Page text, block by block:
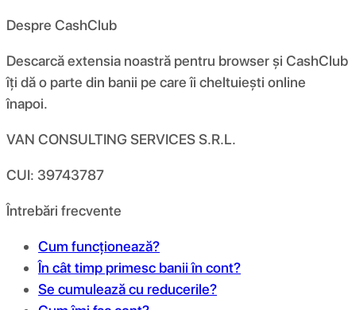
Despre CashClub
Descarcă extensia noastră pentru browser și CashClub
îți dă o parte din banii pe care îi cheltuiești online
înapoi.
VAN CONSULTING SERVICES S.R.L.
CUI: 39743787
Întrebări frecvente
Cum funcționează?
În cât timp primesc banii în cont?
Se cumulează cu reducerile?